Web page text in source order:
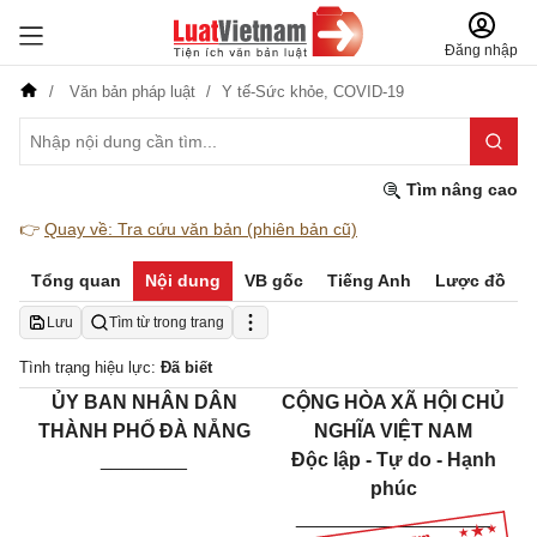
Đăng nhập
Văn bản pháp luật Y tế-Sức khỏe, COVID-19
Tìm nâng cao
👉 Quay về: Tra cứu văn bản (phiên bản cũ)
Tổng quan Nội dung VB gốc Tiếng Anh Lược đồ
Lưu Tìm từ trong trang
Tình trạng hiệu lực: Đã biết
ỦY BAN NHÂN DÂN
THÀNH PHỐ ĐÀ NẴNG
CỘNG HÒA XÃ HỘI CHỦ
NGHĨA VIỆT NAM
Độc lập - Tự do - Hạnh
phúc
__________________